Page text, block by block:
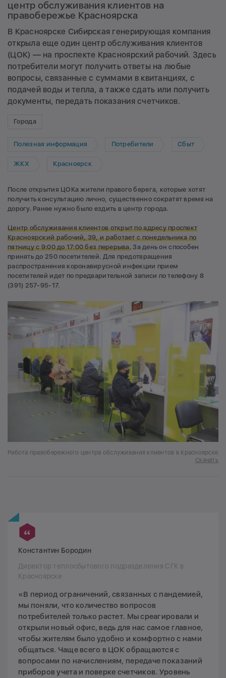
центр обслуживания клиентов на
правобережье Красноярска
В Красноярске Сибирская генерирующая компания
открыла еще один центр обслуживания клиентов
(ЦОК) — на проспекте Красноярский рабочий. Здесь
потребители могут получить ответы на любые
вопросы, связанные с суммами в квитанциях, с
подачей воды и тепла, а также сдать или получить
документы, передать показания счетчиков.
Города
Полезная информация Потребители Сбыт
ЖКХ Красноярск
После открытия ЦОКа жители правого берега, которые хотят
получить консультацию лично, существенно сократят время на
дорогу. Ранее нужно было ездить в центр города.
Центр обслуживания клиентов открыт по адресу проспект
Красноярский рабочий, 39, и работает с понедельника по
пятницу с 9:00 до 17:00 без перерыва. За день он способен
принять до 250 посетителей. Для предотвращения
распространения коронавирусной инфекции прием
посетителей идет по предварительной записи по телефону 8
(391) 257-95-17.
Работа правобережного центра обслуживания клиентов в Красноярске
Скачать
Константин Бородин
Директор теплосбытового подразделения СГК в
Красноярске
«В период ограничений, связанных с пандемией,
мы поняли, что количество вопросов
потребителей только растет. Мы среагировали и
открыли новый офис, ведь для нас самое главное,
чтобы жителям было удобно и комфортно с нами
общаться. Чаще всего в ЦОК обращаются с
вопросами по начислениям, передаче показаний
приборов учета и поверке счетчиков. Уровень